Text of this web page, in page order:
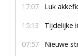
17:07 Luk
15:13 Tijdelijke
07:57 Nieuwe